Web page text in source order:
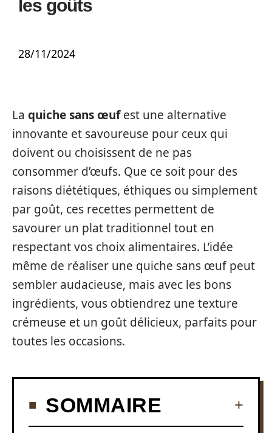
les goûts
28/11/2024
La quiche sans œufest une alternative
innovante et savoureuse pour ceux qui
doivent ou choisissent de ne pas
consommer d’œufs. Que ce soit pour des
raisons diététiques, éthiques ou simplement
par goût, ces recettes permettent de
savourer un plat traditionnel tout en
respectant vos choix alimentaires. L’idée
même de réaliser une quiche sans œuf peut
sembler audacieuse, mais avec les bons
ingrédients, vous obtiendrez une texture
crémeuse et un goût délicieux, parfaits pour
toutes les occasions.
SOMMAIRE